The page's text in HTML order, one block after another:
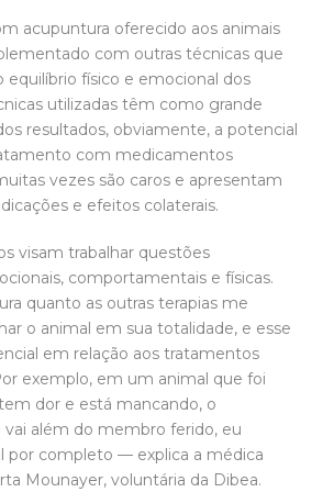
acupuntura oferecido aos animais
com outras técnicas que
equilíbrio físico e emocional dos
utilizadas têm como grande
resultados, obviamente, a potencial
com medicamentos
vezes são caros e apresentam
e efeitos colaterais.
visam trabalhar questões
comportamentais e físicas.
quanto as outras terapias me
o animal em sua totalidade, e esse
em relação aos tratamentos
exemplo, em um animal que foi
dor e está mancando, o
além do membro ferido, eu
por completo — explica a médica
Mounayer, voluntária da Dibea.